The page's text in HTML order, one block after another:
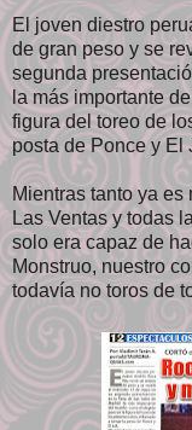
El joven diestro
de gran peso y se
segunda
la más importante
figura del toreo de
posta de Ponce y El
Mientras tanto ya
Las Ventas y todas
solo era capaz de
Monstruo, nuestro
todavía no toros de